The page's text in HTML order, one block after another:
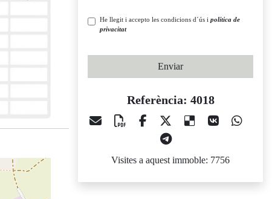
He llegit i accepto les condicions d´ús i política de
privacitat
Enviar
Referència: 4018
Visites a aquest immoble: 7756